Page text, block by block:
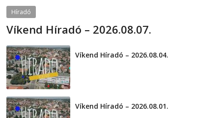
Híradó
Víkend Híradó – 2026.08.07.
Víkend Híradó – 2026.08.04.
Víkend Híradó – 2026.08.01.